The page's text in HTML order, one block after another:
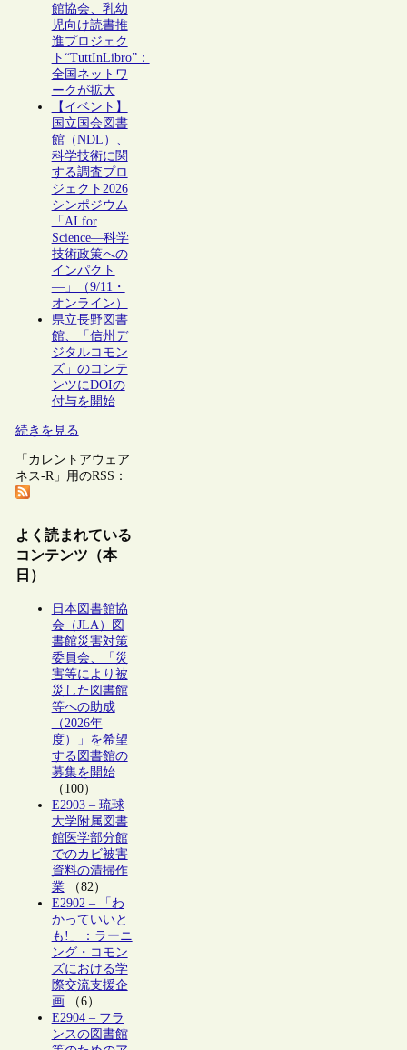
館協会、乳幼
児向け読書推
進プロジェク
ト“TuttInLibro”：
全国ネットワ
ークが拡大
【イベント】
国立国会図書
館（NDL）、
科学技術に関
する調査プロ
ジェクト2026
シンポジウム
「AI for
Science―科学
技術政策への
インパクト
―」（9/11・
オンライン）
県立長野図書
館、「信州デ
ジタルコモン
ズ」のコンテ
ンツにDOIの
付与を開始
続きを見る
「カレントアウェア
ネス-R」用のRSS：
よく読まれている
コンテンツ（本
日）
日本図書館協
会（JLA）図
書館災害対策
委員会、「災
害等により被
災した図書館
等への助成
（2026年
度）」を希望
する図書館の
募集を開始
（100）
E2903 – 琉球
大学附属図書
館医学部分館
でのカビ被害
資料の清掃作
業（82）
E2902 – 「わ
かっていいと
も!」：ラーニ
ング・コモン
ズにおける学
際交流支援企
画（6）
E2904 – フラ
ンスの図書館